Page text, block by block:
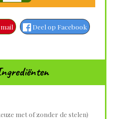
Deel op Facebook
met of zonder de stelen)